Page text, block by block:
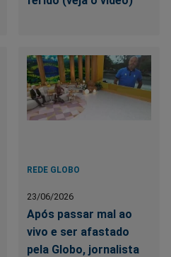
REDE GLOBO
23/06/2026
Após passar mal ao
vivo e ser afastado
pela Globo, jornalista